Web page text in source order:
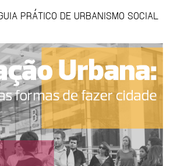
PRÁTICO DE URBANISMO SOCIAL